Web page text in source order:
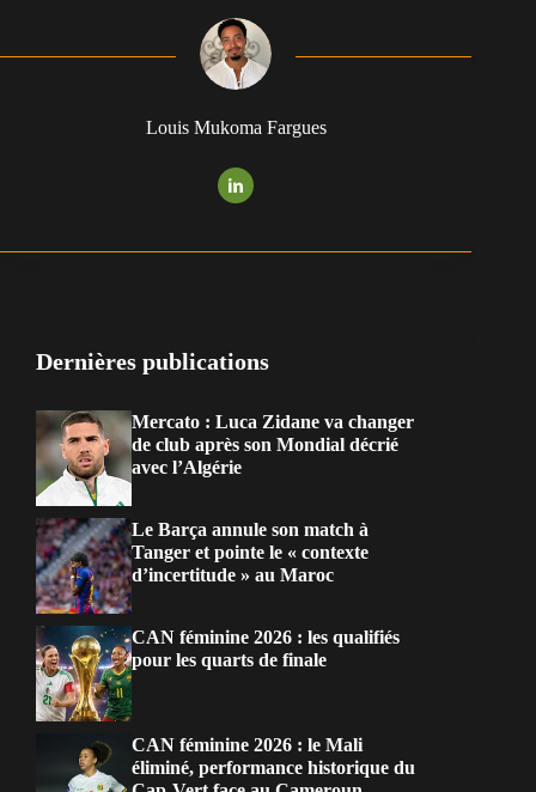
Louis Mukoma Fargues
Dernières publications
Mercato : Luca Zidane va changer
de club après son Mondial décrié
avec l’Algérie
Le Barça annule son match à
Tanger et pointe le « contexte
d’incertitude » au Maroc
CAN féminine 2026 : les qualifiés
pour les quarts de finale
CAN féminine 2026 : le Mali
éliminé, performance historique du